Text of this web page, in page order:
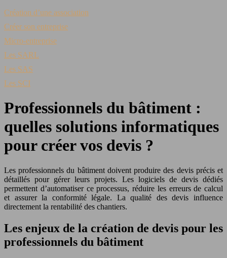
Création d’une association
Créer son entreprise
Micro-entreprise
Les SARL
Les SAS
Les SCI
Professionnels du bâtiment :
quelles solutions informatiques
pour créer vos devis ?
Les professionnels du bâtiment doivent produire des devis précis et
détaillés pour gérer leurs projets. Les logiciels de devis dédiés
permettent d’automatiser ce processus, réduire les erreurs de calcul
et assurer la conformité légale. La qualité des devis influence
directement la rentabilité des chantiers.
Les enjeux de la création de devis pour les
professionnels du bâtiment